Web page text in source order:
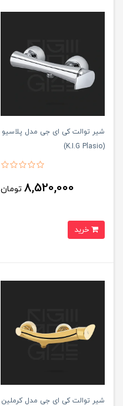
شیر توالت کی ای جی مدل پلاسیو
(K.I.G Plasio)
8,520,000 تومان
شیر توالت کی ای جی مدل کرملین